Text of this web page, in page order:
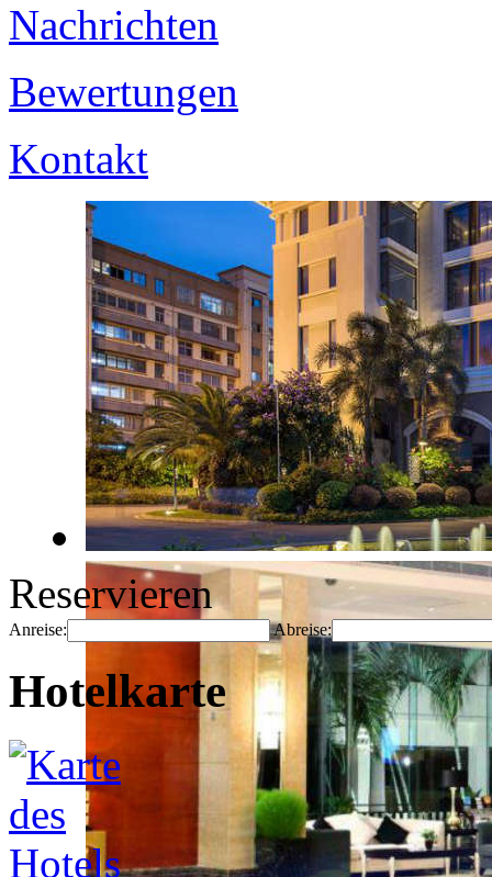
Nachrichten
Bewertungen
Kontakt
Reservieren
Anreise: Abreise:
Hotelkarte